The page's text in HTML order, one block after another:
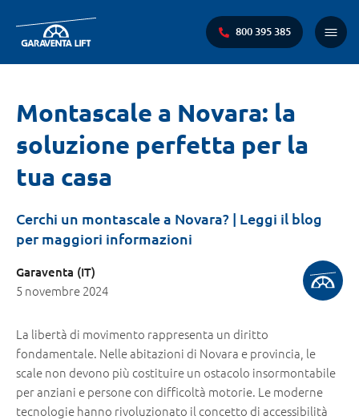
800 395 385
Menu
Ti
trovi
qui:
Montascale a Novara: la
soluzione perfetta per la
tua casa
Cerchi un montascale a Novara? | Leggi il blog
per maggiori informazioni
Garaventa (IT)
5 novembre 2024
La libertà di movimento rappresenta un diritto
fondamentale. Nelle abitazioni di Novara e provincia, le
scale non devono più costituire un ostacolo insormontabile
per anziani e persone con difficoltà motorie. Le moderne
tecnologie hanno rivoluzionato il concetto di accessibilità